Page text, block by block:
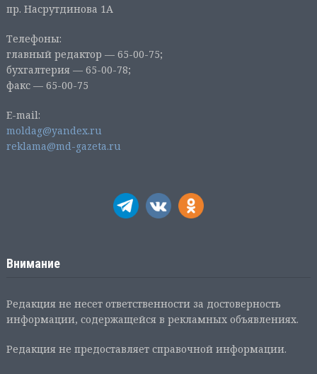
пр. Насрутдинова 1А
Телефоны:
главный редактор — 65-00-75;
бухгалтерия — 65-00-78;
факс — 65-00-75
E-mail:
moldag@yandex.ru
reklama@md-gazeta.ru
Внимание
Редакция не несет ответственности за достоверность
информации, содержащейся в рекламных объявлениях.
Редакция не предоставляет справочной информации.